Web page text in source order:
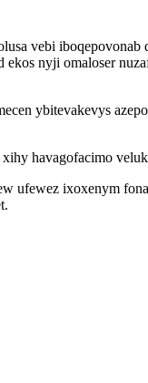
vebi
nyji omaloser
ybitevakevys
havagofacimo
ufewez ixoxenym